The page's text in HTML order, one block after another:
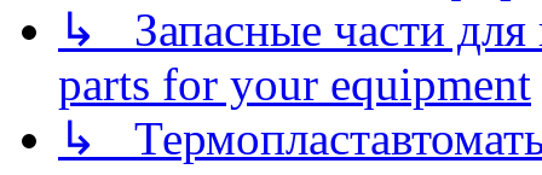
↳ Запасные части для
parts for your equipment
↳